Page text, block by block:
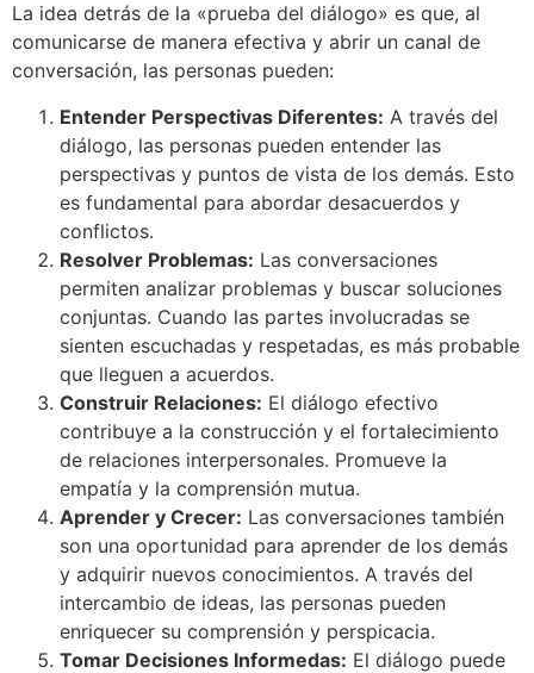
La idea detrás de la «prueba del diálogo» es que, al
comunicarse de manera efectiva y abrir un canal de
conversación, las personas pueden:
Entender Perspectivas Diferentes: A través del
diálogo, las personas pueden entender las
perspectivas y puntos de vista de los demás. Esto
es fundamental para abordar desacuerdos y
conflictos.
Resolver Problemas: Las conversaciones
permiten analizar problemas y buscar soluciones
conjuntas. Cuando las partes involucradas se
sienten escuchadas y respetadas, es más probable
que lleguen a acuerdos.
Construir Relaciones: El diálogo efectivo
contribuye a la construcción y el fortalecimiento
de relaciones interpersonales. Promueve la
empatía y la comprensión mutua.
Aprender y Crecer: Las conversaciones también
son una oportunidad para aprender de los demás
y adquirir nuevos conocimientos. A través del
intercambio de ideas, las personas pueden
enriquecer su comprensión y perspicacia.
Tomar Decisiones Informedas: El diálogo puede